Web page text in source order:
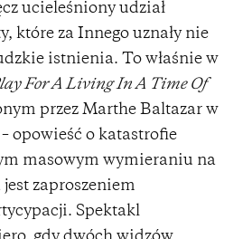
ucieleśniony udział
które za Innego uznały nie
istnienia. To właśnie w
For A Living In A Time Of
przez Marthe Baltazar w
opowieść o katastrofie
masowym wymieraniu na
zaproszeniem
Spektakl